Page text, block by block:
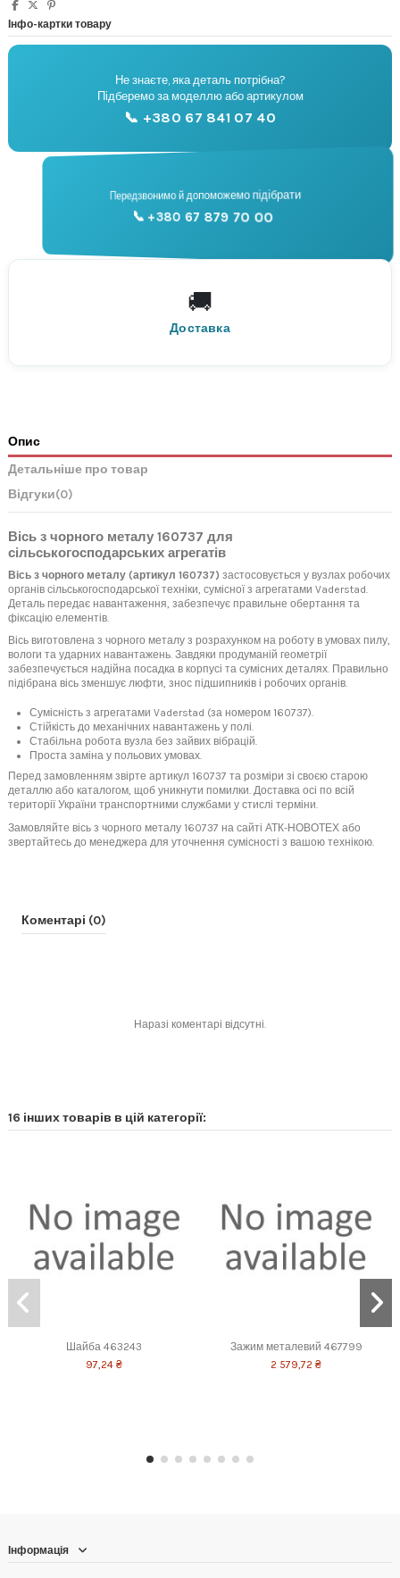
Інфо-картки товару
🔧
Підбір запчастин
Не знаєте, яка деталь потрібна?
Підберемо за моделлю або артикулом
📞 +380 67 841 07 40
📞
Консультація
Передзвонимо й допоможемо підібрати
📞 +380 67 879 70 00
🚚
Доставка
По всій Україні
Нова Пошта
Опис
Детальніше про товар
Відгуки(0)
Вісь з чорного металу 160737 для
сільськогосподарських агрегатів
Вісь з чорного металу (артикул 160737) застосовується у вузлах робочих
органів сільськогосподарської техніки, сумісної з агрегатами Vaderstad.
Деталь передає навантаження, забезпечує правильне обертання та
фіксацію елементів.
Вісь виготовлена з чорного металу з розрахунком на роботу в умовах пилу,
вологи та ударних навантажень. Завдяки продуманій геометрії
забезпечується надійна посадка в корпусі та сумісних деталях. Правильно
підібрана вісь зменшує люфти, знос підшипників і робочих органів.
Сумісність з агрегатами Vaderstad (за номером 160737).
Стійкість до механічних навантажень у полі.
Стабільна робота вузла без зайвих вібрацій.
Проста заміна у польових умовах.
Перед замовленням звірте артикул 160737 та розміри зі своєю старою
деталлю або каталогом, щоб уникнути помилки. Доставка осі по всій
території України транспортними службами у стислі терміни.
Замовляйте вісь з чорного металу 160737 на сайті АТК-НОВОТЕХ або
звертайтесь до менеджера для уточнення сумісності з вашою технікою.
Коментарі (0)
Наразі коментарі відсутні.
16 інших товарів в цій категорії:
Шайба 463243
97,24 ₴
Зажим металевий 467799
2 579,72 ₴
Інформація